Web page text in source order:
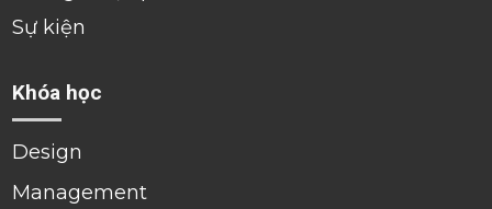
Sự kiện
Khóa học
Design
Management